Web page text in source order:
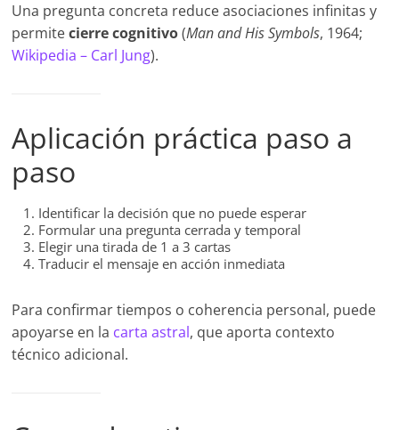
Una pregunta concreta reduce asociaciones infinitas y
permitecierre cognitivo(Man and His Symbols, 1964;
Wikipedia – Carl Jung).
Aplicación práctica paso a
paso
Identificar la decisión que no puede esperar
Formular una pregunta cerrada y temporal
Elegir una tirada de 1 a 3 cartas
Traducir el mensaje en acción inmediata
Para confirmar tiempos o coherencia personal, puede
apoyarse en la carta astral, que aporta contexto
técnico adicional.